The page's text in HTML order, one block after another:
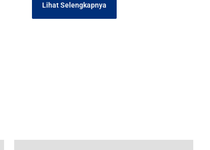
Lihat Selengkapnya